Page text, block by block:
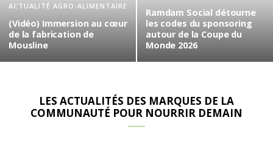
ACTUALITÉ AGRO-ALIMENTAIRE
(Vidéo) Immersion au cœur
de la fabrication de
Mousline
Ramdam Social détourne
les codes du sponsoring
autour de la Coupe du
Monde 2026
LES ACTUALITÉS DES MARQUES DE LA
COMMUNAUTÉ POUR NOURRIR DEMAIN